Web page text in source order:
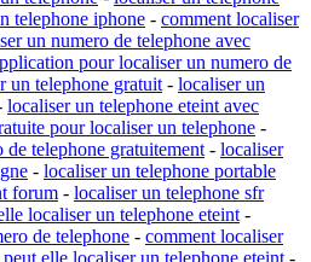
telephone iphone - comment localiser
un numero de telephone avec
pour localiser un numero de
un telephone gratuit - localiser un
localiser un telephone eteint avec
pour localiser un telephone -
telephone gratuitement - localiser
- localiser un telephone portable
forum - localiser un telephone sfr
localiser un telephone eteint -
de telephone - comment localiser
elle localiser un telephone eteint -